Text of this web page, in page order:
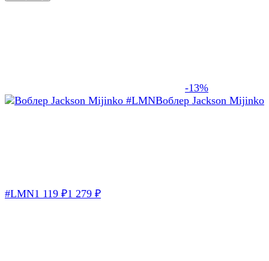
-13%
Воблер Jackson Mijinko
#LMN1 119 ₽1 279 ₽